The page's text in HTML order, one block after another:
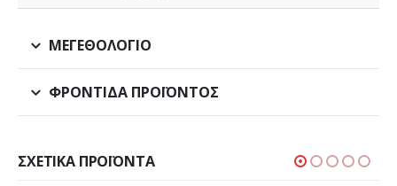
ΜΕΓΕΘΟΛΌΓΙΟ
ΦΡΟΝΤΊΔΑ ΠΡΟΪΌΝΤΟΣ
ΣΧΕΤΙΚΆ ΠΡΟΪΌΝΤΑ